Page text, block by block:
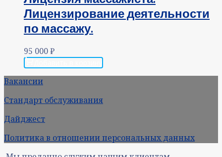
Лицензирование деятельности
по массажу.
95 000₽
Вакансии
Стандарт обслуживания
Дайджест
Политика в отношении персональных данных